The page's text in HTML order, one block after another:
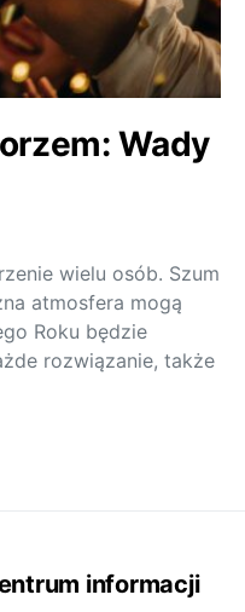
Wady
wielu osób. Szum
atmosfera mogą
Roku będzie
rozwiązanie, także
informacji